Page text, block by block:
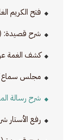
فتح الكريم
شرح قصيدة:
كشف الغمة
مجلس سماع
شرح رسالة
رفع الأستار